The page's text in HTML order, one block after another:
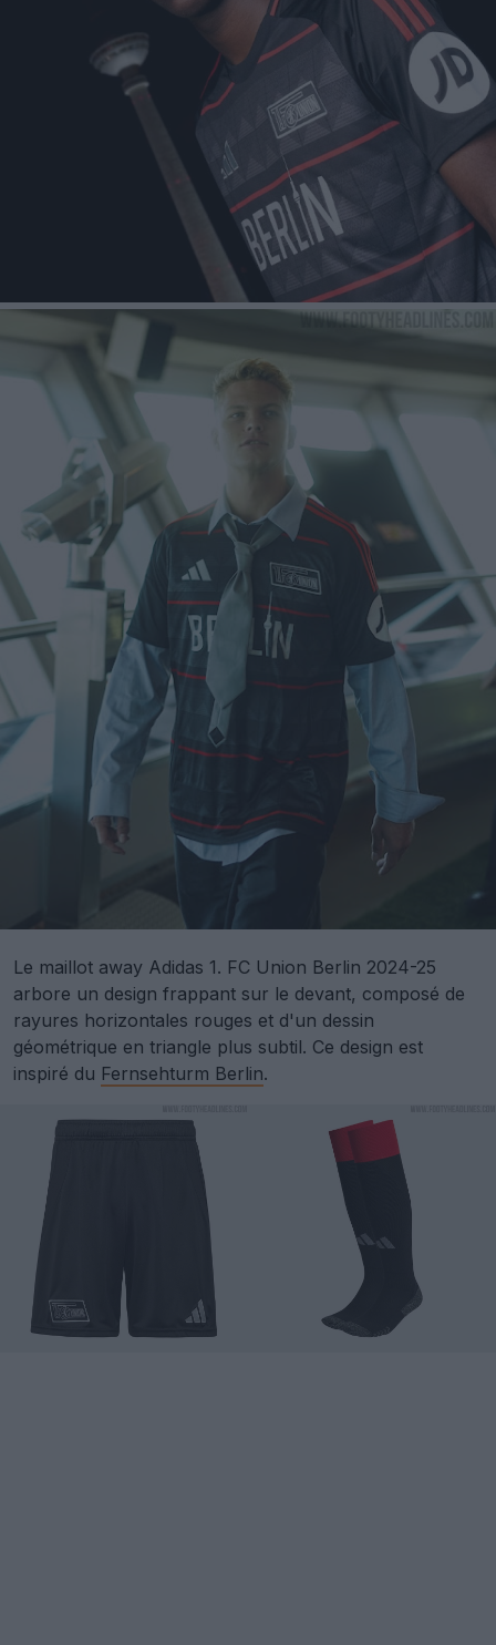
Le maillot away Adidas 1. FC Union Berlin 2024-25
arbore un design frappant sur le devant, composé de
rayures horizontales rouges et d'un dessin
géométrique en triangle plus subtil. Ce design est
inspiré du Fernsehturm Berlin.